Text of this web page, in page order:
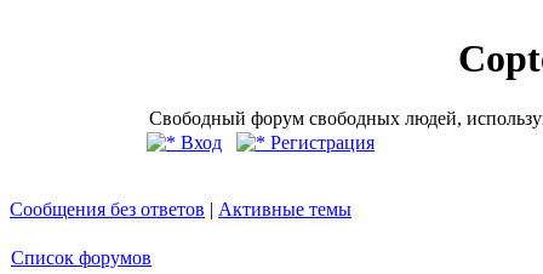
Свободный форум свободных людей,
Вход
Регистрация
Сообщения без ответов | Активные темы
Список форумов